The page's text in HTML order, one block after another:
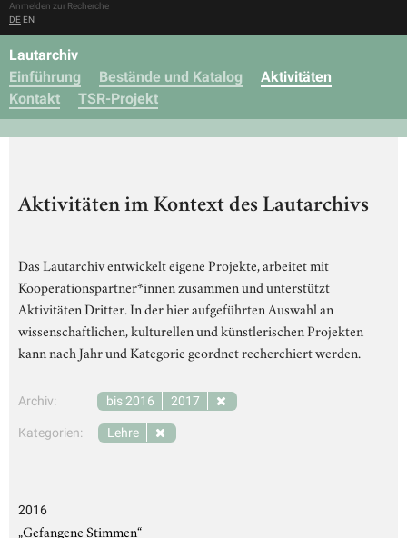
Anmelden zur Recherche
DE EN
Lautarchiv
Einführung
Bestände und Katalog
Aktivitäten
Kontakt
TSR-Projekt
Aktivitäten im Kontext des Lautarchivs
Das Lautarchiv entwickelt eigene Projekte, arbeitet mit
Kooperationspartner*innen zusammen und unterstützt
Aktivitäten Dritter. In der hier aufgeführten Auswahl an
wissenschaftlichen, kulturellen und künstlerischen Projekten
kann nach Jahr und Kategorie geordnet recherchiert werden.
Archiv: bis 2016 2017
Kategorien: Lehre
2016
„Gefangene Stimmen“